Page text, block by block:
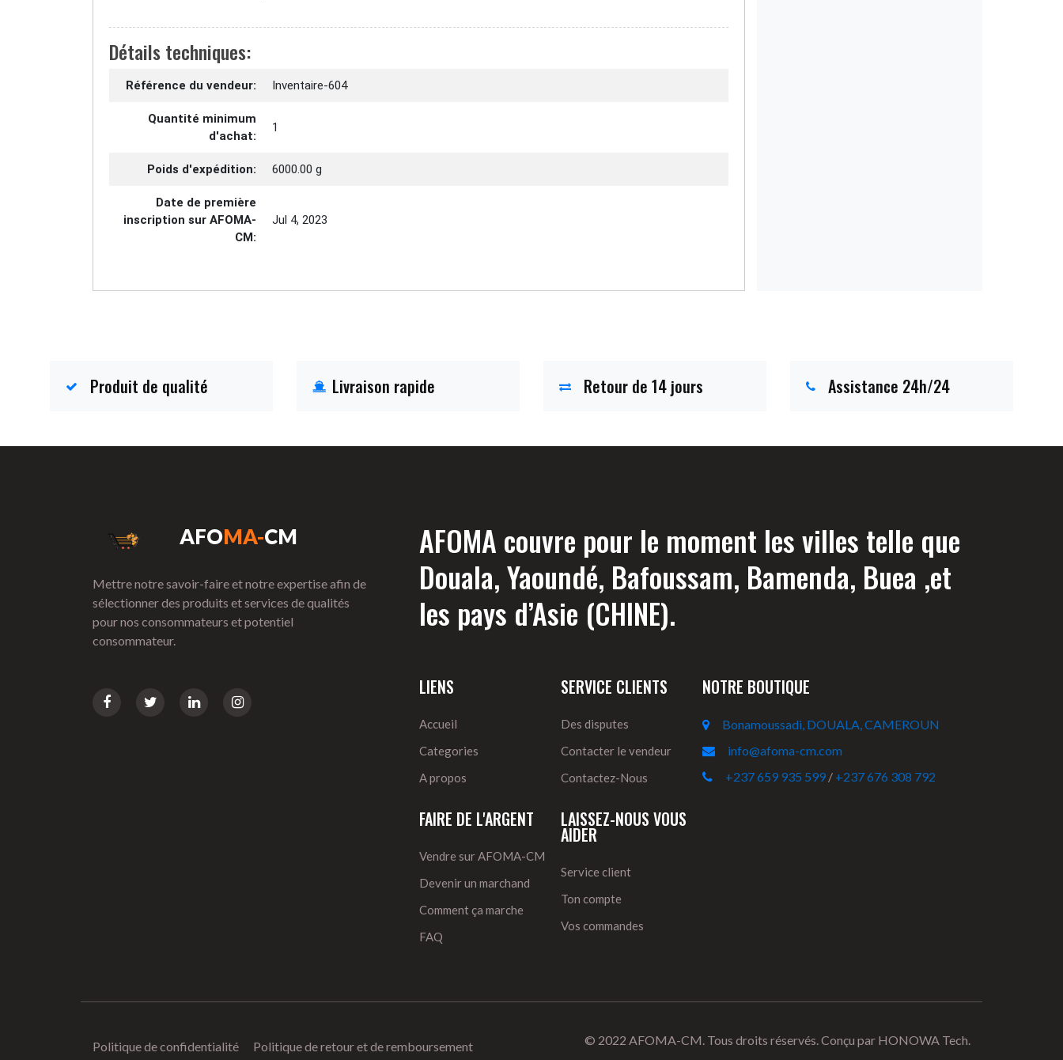
Détails techniques:
Référence du vendeur: Inventaire-604
Quantité minimum
d'achat:
1
Poids d'expédition: 6000.00 g
Date de première
inscription sur AFOMA-
CM:
Jul 4, 2023
Produit de qualité Livraison rapide Retour de 14 jours Assistance 24h/24
AFOMA-CM
Mettre notre savoir-faire et notre expertise afin de
sélectionner des produits et services de qualités
pour nos consommateurs et potentiel
consommateur.
AFOMA couvre pour le moment les villes telle que
Douala, Yaoundé, Bafoussam, Bamenda, Buea ,et
les pays d’Asie (CHINE).
LIENS
Accueil
Categories
A propos
SERVICE CLIENTS
Des disputes
Contacter le vendeur
Contactez-Nous
FAIRE DE L'ARGENT
Vendre sur AFOMA-CM
Devenir un marchand
Comment ça marche
FAQ
LAISSEZ-NOUS VOUS
AIDER
Service client
Ton compte
Vos commandes
NOTRE BOUTIQUE
Bonamoussadi, DOUALA, CAMEROUN
info@afoma-cm.com
+237 659 935 599 / +237 676 308 792
Politique de confidentialité Politique de retour et de remboursement © 2022 AFOMA-CM. Tous droits réservés. Conçu par HONOWA Tech.